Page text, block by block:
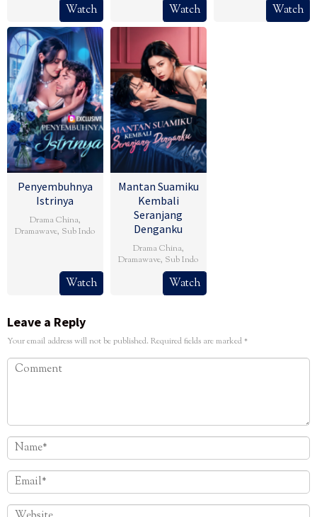
Watch Watch Watch
Penyembuhnya
Istrinya
Drama China,
Dramawave, Sub Indo
Watch
Mantan Suamiku
Kembali
Seranjang
Denganku
Drama China,
Dramawave, Sub Indo
Watch
Leave a Reply
Your email address will not be published. Required fields are marked*